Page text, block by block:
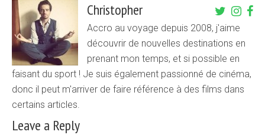
Christopher
Accro au voyage depuis 2008, j'aime
découvrir de nouvelles destinations en
prenant mon temps, et si possible en
faisant du sport ! Je suis également passionné de cinéma,
donc il peut m'arriver de faire référence à des films dans
certains articles.
Leave a Reply